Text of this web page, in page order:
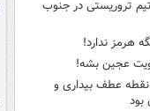
تروریستی در جنوب
هرمز ندارد!
عجین بشه!
عطف بیداری و
بود